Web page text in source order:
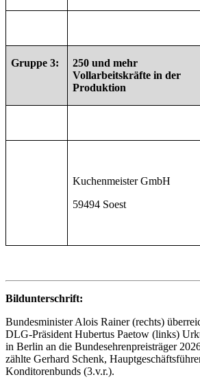
Gruppe 3:
250 und mehr
Vollarbeitskräfte in der
Produktion
Kuchenmeister GmbH
59494 Soest
Bildunterschrift:
Bundesminister Alois Rainer (rechts)
DLG-Präsident Hubertus Paetow (links)
in Berlin an die Bundesehrenpreisträger
zählte Gerhard Schenk,
Konditorenbunds (3.v.r.).